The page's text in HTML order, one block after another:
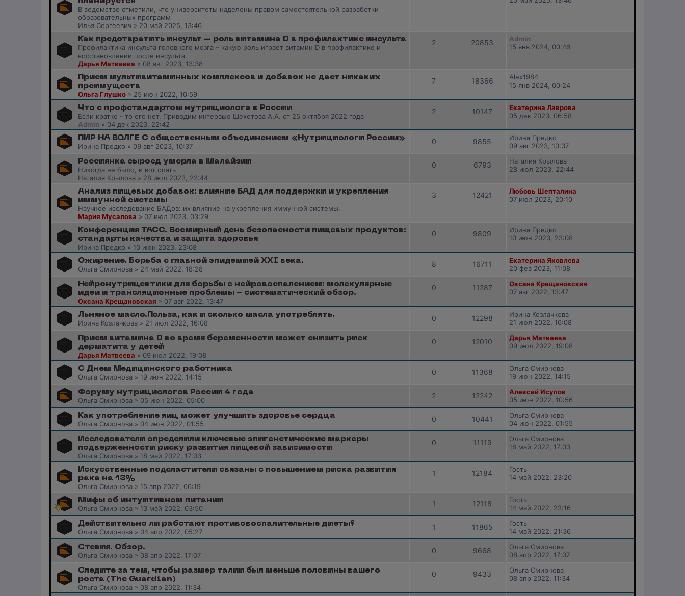
В ведомстве отметили, что университеты наделены правом самостоятельной разработки
образовательных программ
Илья Сергеевич » 20 май 2025, 13:46
Как предотвратить инсульт – роль витамина D в профилактике инсульта
Профилактика инсульта головного мозга – какую роль играет витамин D в профилактике и
восстановлении после инсульта.
Дарья Матвеева » 08 авг 2023, 13:38
2 20853
Admin
15 янв 2024, 00:46
Прием мультивитаминных комплексов и добавок не дает никаких
преимуществ
Ольга Глушко » 25 июн 2022, 10:59
7 18366
Alex1984
15 янв 2024, 00:24
Что с профстандартом нутрициолога в России
Если кратко - то его нет. Приводим интервью Шехетова А.А. от 25 октября 2022 года
Admin » 04 дек 2023, 22:42
2 10147
Екатерина Лаврова
05 дек 2023, 06:58
ПИР НА ВОЛГЕ С общественным объединением «Нутрициологи России»
Ирина Предко » 09 авг 2023, 10:37
0 9855
Ирина Предко
09 авг 2023, 10:37
Россиянка сыроед умерла в Малайзии
Никогда не было, и вот опять
Наталия Крылова » 28 июл 2023, 22:44
0 6793
Наталия Крылова
28 июл 2023, 22:44
Анализ пищевых добавок: влияние БАД для поддержки и укрепления
иммунной системы
Научное исследование БАДов: их влияние на укрепления иммунной системы.
Мария Мусалова » 07 июл 2023, 03:29
3 12421
Любовь Шепталина
07 июл 2023, 20:10
Конференция ТАСС. Всемирный день безопасности пищевых продуктов:
стандарты качества и защита здоровья
Ирина Предко » 10 июн 2023, 23:08
0 9809
Ирина Предко
10 июн 2023, 23:08
Ожирение. Борьба с главной эпидемией XXI века.
Ольга Смирнова » 24 май 2022, 18:28
8 16711
Екатерина Яковлева
20 фев 2023, 11:08
Нейронутрицевтики для борьбы с нейровоспалением: молекулярные
идеи и трансляционные проблемы - систематический обзор.
Оксана Крещановская » 07 авг 2022, 13:47
0 11287
Оксана Крещановская
07 авг 2022, 13:47
Льняное масло.Польза, как и сколько масла употреблять.
Ирина Козлачкова » 21 июл 2022, 16:08
0 12298
Ирина Козлачкова
21 июл 2022, 16:08
Прием витамина D во время беременности может снизить риск
дерматита у детей
Дарья Матвеева » 09 июл 2022, 19:08
0 12010
Дарья Матвеева
09 июл 2022, 19:08
С Днем Медицинского работника
Ольга Смирнова » 19 июн 2022, 14:15
0 11368
Ольга Смирнова
19 июн 2022, 14:15
Форуму нутрициологов России 4 года
Ольга Смирнова » 05 июн 2022, 05:00
2 12242
Алексей Исупов
05 июн 2022, 10:56
Как употребление яиц может улучшить здоровье сердца
Ольга Смирнова » 04 июн 2022, 01:55
0 10441
Ольга Смирнова
04 июн 2022, 01:55
Исследователи определили ключевые эпигенетические маркеры
подверженности риску развития пищевой зависимости
Ольга Смирнова » 18 май 2022, 17:03
0 11119
Ольга Смирнова
18 май 2022, 17:03
Искусственные подсластители связаны с повышением риска развития
рака на 13%
Ольга Смирнова » 15 апр 2022, 06:19
1 12184
Гость
14 май 2022, 23:20
Мифы об интуитивном питании
Ольга Смирнова » 13 май 2022, 03:50
1 12118
Гость
14 май 2022, 23:16
Действительно ли работают противовоспалительные диеты?
Ольга Смирнова » 04 апр 2022, 05:27
1 11865
Гость
14 май 2022, 21:36
Стевия. Обзор.
Ольга Смирнова » 08 апр 2022, 17:07
0 9668
Ольга Смирнова
08 апр 2022, 17:07
Следите за тем, чтобы размер талии был меньше половины вашего
роста (The Guardian)
Ольга Смирнова » 08 апр 2022, 11:34
0 9433
Ольга Смирнова
08 апр 2022, 11:34